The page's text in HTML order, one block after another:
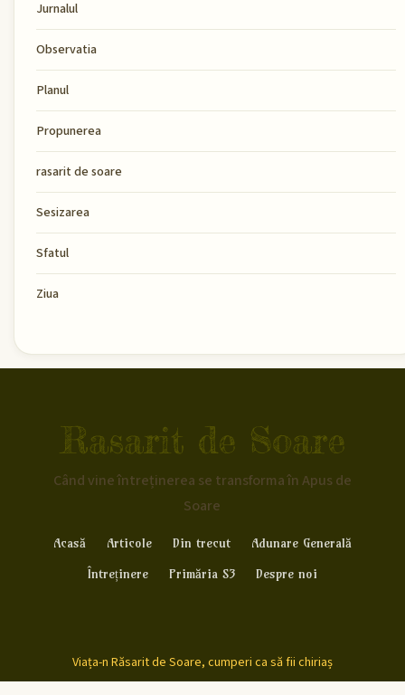
Jurnalul
Observatia
Planul
Propunerea
rasarit de soare
Sesizarea
Sfatul
Ziua
Rasarit de Soare
Când vine întreținerea se transforma în Apus de
Soare
Acasă Articole Din trecut
Adunare Generală
Întreținere
Primăria S3 Despre noi
Viața-n Răsarit de Soare, cumperi ca să fii chiriaș